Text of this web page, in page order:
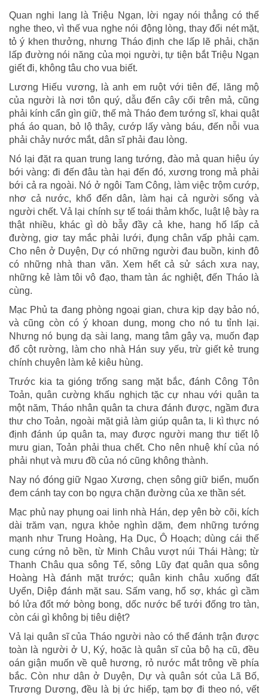
Quan nghi lang là Triệu Ngạn, lời ngay nói thẳng có thể
nghe theo, vì thế vua nghe nói động lòng, thay đổi nét mặt,
tỏ ý khen thưởng, nhưng Tháo định che lấp lẽ phải, chặn
lấp đường nói năng của mọi người, tự tiện bắt Triệu Ngạn
giết đi, không tâu cho vua biết.
Lương Hiếu vương, là anh em ruột với tiên đế, lăng mộ
của người là nơi tôn quý, dẫu đến cây cối trên mả, cũng
phải kính cẩn gìn giữ, thế mà Tháo đem tướng sĩ, khai quật
phá áo quan, bỏ lộ thây, cướp lấy vàng báu, đến nỗi vua
phải chảy nước mắt, dân sĩ phải đau lòng.
Nó lại đặt ra quan trung lang tướng, đào mả quan hiệu úy
bới vàng: đi đến đâu tàn hại đến đó, xương trong mả phải
bới cả ra ngoài. Nó ở ngôi Tam Công, làm việc trộm cướp,
nhơ cả nước, khổ đến dân, làm hại cả người sống và
người chết. Vả lại chính sự tế toái thảm khốc, luật lệ bày ra
thật nhiều, khác gì dò bẫy đầy cả khe, hang hố lấp cả
đường, giơ tay mắc phải lưới, đụng chân vấp phải cạm.
Cho nên ở Duyện, Dự có những người đau buồn, kinh đô
có những nhà than vãn. Xem hết cả sử sách xưa nay,
những kẻ làm tôi vô đạo, tham tàn ác nghiệt, đến Tháo là
cùng.
Mạc Phủ ta đang phòng ngoại gian, chưa kịp dạy bảo nó,
và cũng còn có ý khoan dung, mong cho nó tu tỉnh lại.
Nhưng nó bụng dạ sài lang, mang tâm gây vạ, muốn đạp
đổ cột rường, làm cho nhà Hán suy yếu, trừ giết kẻ trung
chính chuyên làm kẻ kiêu hùng.
Trước kia ta gióng trống sang mặt bắc, đánh Công Tôn
Toản, quân cường khấu nghịch tặc cự nhau với quân ta
một năm, Tháo nhân quân ta chưa đánh được, ngầm đưa
thư cho Toản, ngoài mặt giả làm giúp quân ta, li kì thực nó
định đánh úp quân ta, may được người mang thư tiết lộ
mưu gian, Toản phải thua chết. Cho nên nhuệ khí của nó
phải nhụt và mưu đồ của nó cũng không thành.
Nay nó đóng giữ Ngao Xương, chẹn sông giữ biển, muốn
đem cánh tay con bọ ngựa chặn đường của xe thần sét.
Mạc phủ nay phụng oai linh nhà Hán, dẹp yên bờ cõi, kích
dài trăm vạn, ngựa khỏe nghìn dặm, đem những tướng
mạnh như Trung Hoàng, Hạ Dục, Ô Hoạch; dùng cái thế
cung cứng nỏ bền, từ Minh Châu vượt núi Thái Hàng; từ
Thanh Châu qua sông Tế, sông Lũy đạt quân qua sông
Hoàng Hà đánh mặt trước; quân kinh châu xuống đất
Uyển, Diệp đánh mặt sau. Sấm vang, hổ sợ, khác gì cầm
bó lửa đốt mớ bòng bong, dốc nước bể tưới đống tro tàn,
còn cái gì không bị tiêu diệt?
Vả lại quân sĩ của Tháo người nào có thể đánh trận được
toàn là người ở U, Ký, hoặc là quân sĩ của bộ hạ cũ, đều
oán giận muốn về quê hương, rỏ nước mắt trông về phía
bắc. Còn như dân ở Duyện, Dự và quân sót của Lã Bố,
Trương Dương, đều là bị ức hiếp, tạm bợ đi theo nó, vết